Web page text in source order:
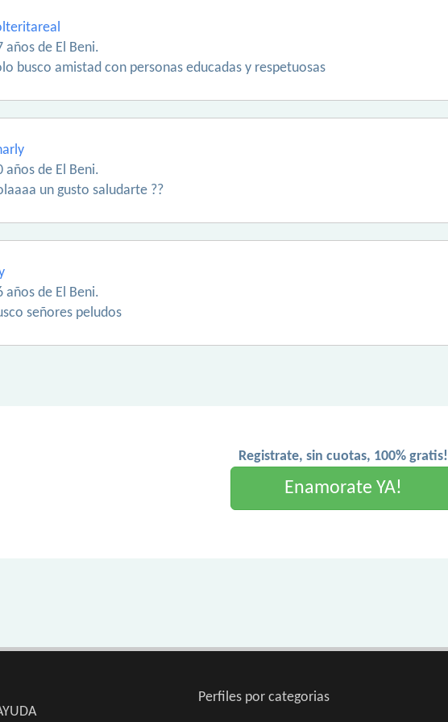
años de El Beni.
busco amistad con personas educadas y respetuosas
años de El Beni.
un gusto saludarte ??
años de El Beni.
señores peludos
Registrate, sin cuotas, 100% gratis!
Enamorate YA!
Perfiles por categorias